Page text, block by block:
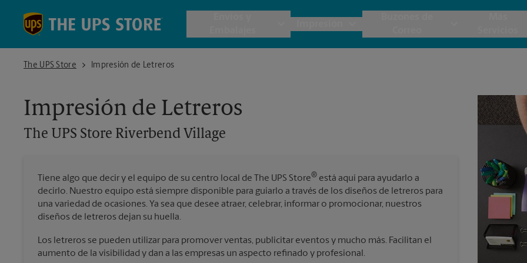
Cajas de Embalaje y Envío
Envío Internacional
Cajas y Suministros de Mudanza
Garantía de Embalaje y Envío
Todos los Servicios de Envío y Embalaje
Tarjetas Postales
Tarjetas Comerciales
Todos los Servicios de Impresión
Fotos
The UPS Store
The UPS Store Riverbend Village
Impresión de Letreros
Impresión de Letreros
The UPS Store Riverbend Village
Tiene algo que decir y el equipo de su centro local de The UPS Store® está aquí para ayudarlo a
decirlo. Nuestro equipo está siempre disponible para guiarlo a través de los diseños de letreros para
una variedad de ocasiones. Ya sea que desee atraer, celebrar, informar o promocionar, nuestros
diseños de letreros dejan su huella.
Los letreros se pueden utilizar para promover ventas, publicitar eventos y mucho más. Facilitan el
aumento de la visibilidad y dan a las empresas un aspecto refinado y profesional.